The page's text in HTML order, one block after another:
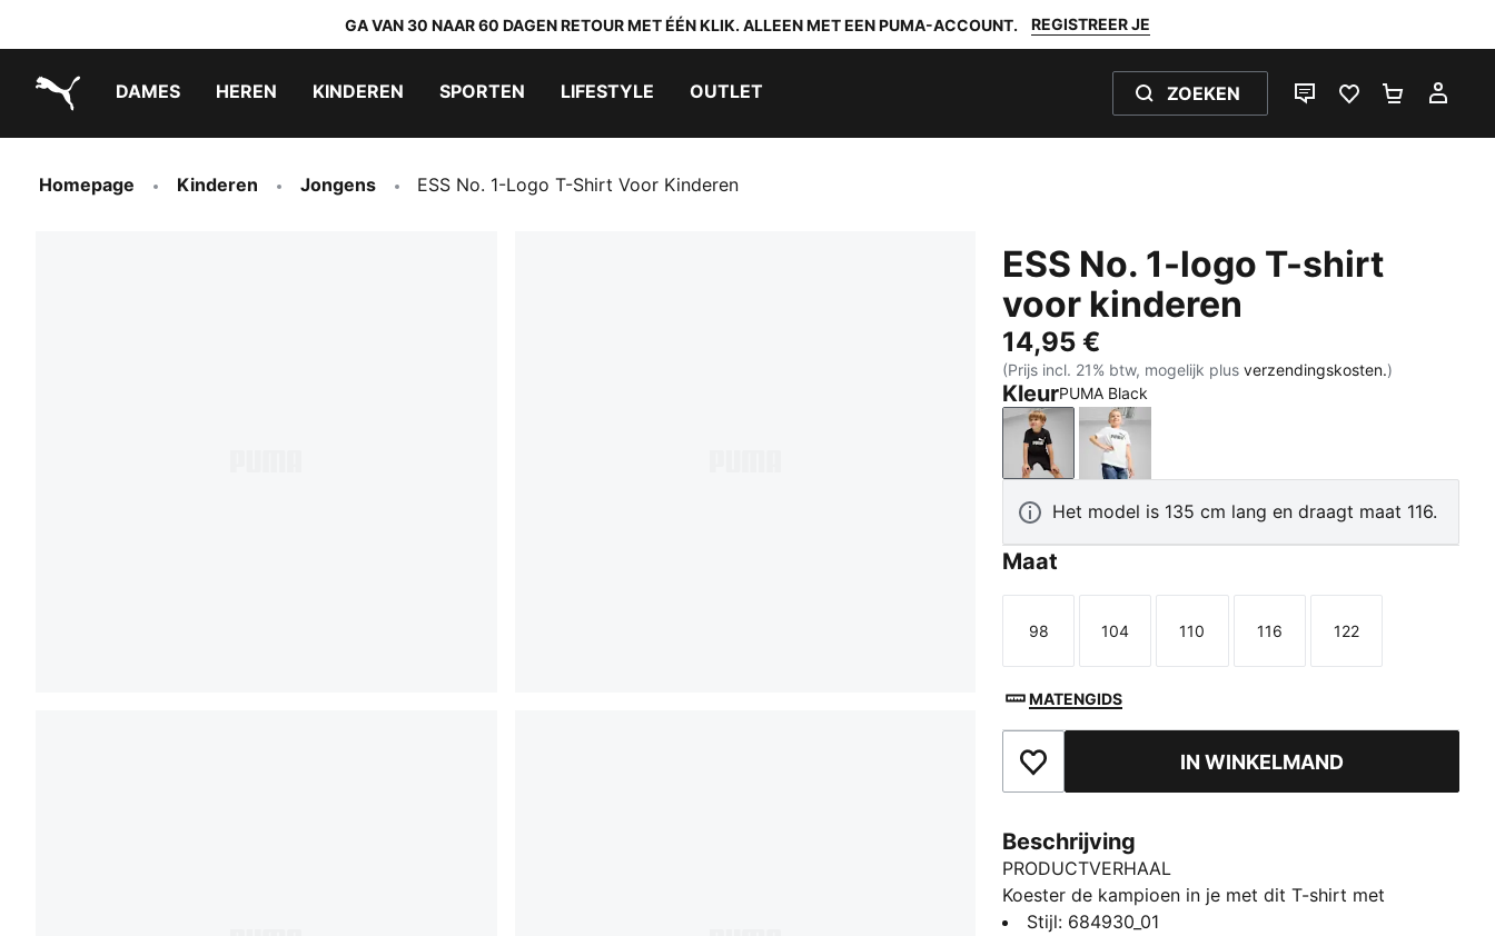
GA VAN 30 NAAR 60 DAGEN RETOUR MET ÉÉN KLIK. ALLEEN MET EEN PUMA-ACCOUNT. REGISTREER JE
DAMES HEREN KINDEREN SPORTEN LIFESTYLE OUTLET ZOEKEN
LIVE CHATFAVORIETEN 0
Homepage Kinderen Jongens ESS No. 1-Logo T-Shirt Voor Kinderen
ESS No. 1-logo T-shirt
voor kinderen
14,95 €
(Prijs incl. 21% btw, mogelijk plusverzendingskosten.)
KleurPUMA Black
PUMA BlackPUMA White
Het model is 135 cm lang en draagt maat 116.
Maat
Maat
98
Maat
104
Maat
110
Maat
116
Maat
122
MATENGIDS
Toegevoegd aan favorietenIN WINKELMAND
Beschrijving
PRODUCTVERHAAL
Koester de kampioen in je met dit T-shirt met
opvallende rubberen PUMA-logoprint. Ideaal voor wie
Stijl: 684930_01